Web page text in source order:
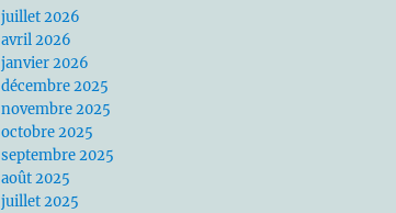
juillet 2026
avril 2026
janvier 2026
décembre 2025
novembre 2025
octobre 2025
septembre 2025
août 2025
juillet 2025